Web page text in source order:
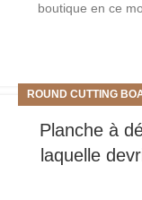
boutique en ce
ROUND CUTTING
Planche à
laquelle